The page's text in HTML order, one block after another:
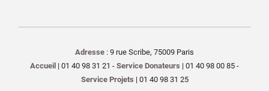
Adresse : 9 rue Scribe, 75009 Paris
Accueil | 01 40 98 31 21 - Service Donateurs | 01 40 98 00 85 -
Service Projets | 01 40 98 31 25